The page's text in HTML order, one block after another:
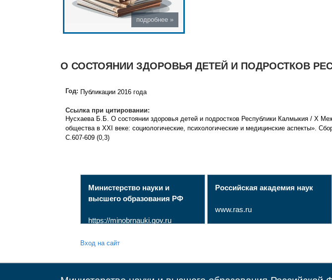
О СОСТОЯНИИ ЗДОРОВЬЯ ДЕТЕЙ И ПОДРОСТКОВ
Год: Публикации 2016 года
Ссылка при цитировании:
Нусхаева Б.Б. О состоянии здоровья детей и подростков Республики Калмыкия / Х
общества в XXI веке: социологические, психологические и медицинские аспекты».
С.607-609 (0,3)
Министерство науки и
высшего образования РФ
https://minobrnauki.gov.ru
Российская академия наук
www.ras.ru
Вход на сайт